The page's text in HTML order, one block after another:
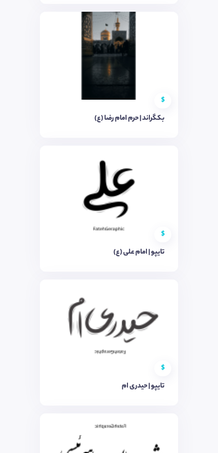
$
بکگراند | حرم امام رضا (ع)
$
تایپو | امام علی (ع)
$
تایپو | حیدری ام